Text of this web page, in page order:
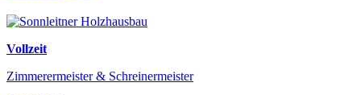
Vollzeit
Zimmerermeister & Schreinermeister